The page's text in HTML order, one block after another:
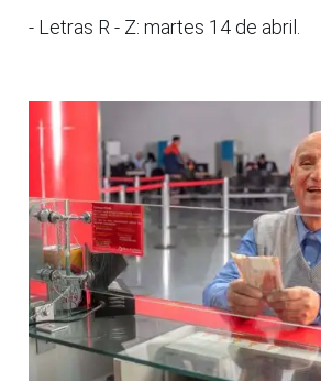
- Letras R - Z: martes 14 de abril.